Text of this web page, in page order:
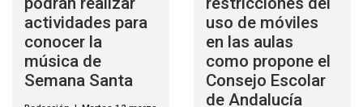
actividades para
conocer la
música de
Semana Santa
uso de móviles
en las aulas
como propone el
Consejo Escolar
de Andalucía